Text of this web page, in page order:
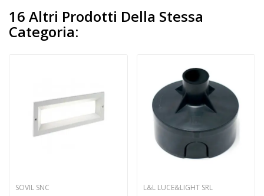
16 Altri Prodotti Della Stessa
Categoria:
SOVIL SNC L&L LUCE&LIGHT SRL